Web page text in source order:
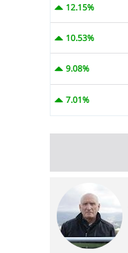
12.15%
10.53%
9.08%
7.01%